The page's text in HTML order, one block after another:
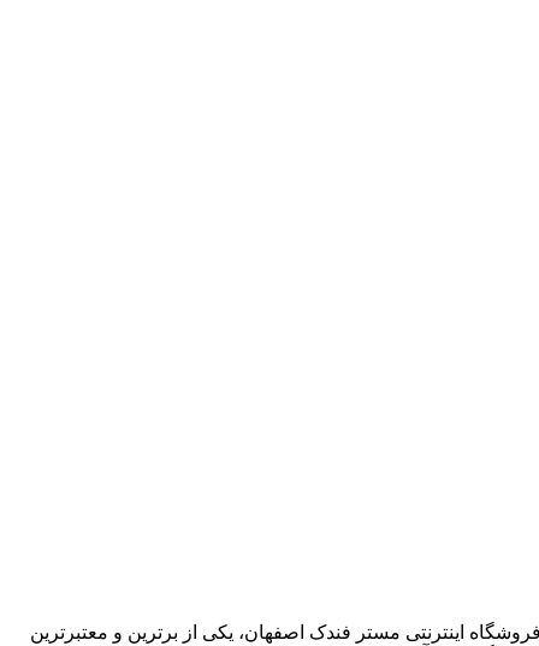
اینترنتی مستر فندک اصفهان، یکی از برترین و معتبرترین